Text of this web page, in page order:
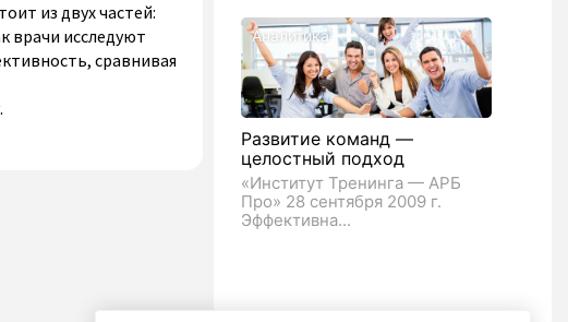
из двух частей:
врачи исследуют
сравнивая
Аналитика
Развитие команд —
целостный подход
«Институт Тренинга — АРБ
Про» 28 сентября 2009 г.
Эффективна...